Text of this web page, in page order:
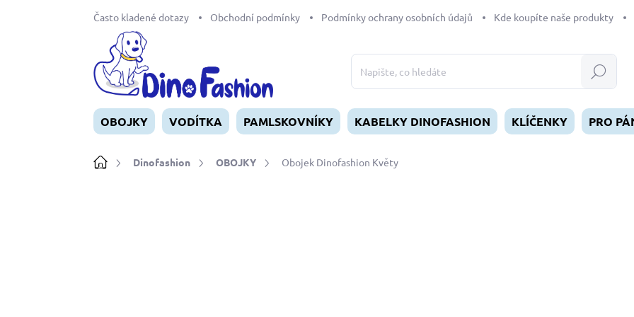
Často kladené dotazy Obchodní podmínky Podmínky ochrany osobních údajů Kde koupíte naše produkty
Hledat
OBOJKY VODÍTKA PAMLSKOVNÍKY KABELKY DINOFASHION KLÍČENKY PRO
DomůDinofashion OBOJKY Obojek Dinofashion Květy